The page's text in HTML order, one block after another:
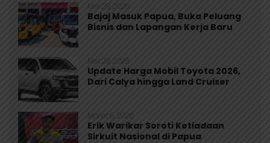
Mei 29, 2026
Bajaj Masuk Papua, Buka Peluang
Bisnis dan Lapangan Kerja Baru
Mei 29, 2026
Update Harga Mobil Toyota 2026,
Dari Calya hingga Land Cruiser
Maret 5, 2026
Erik Warikar Soroti Ketiadaan
Sirkuit Nasional di Papua